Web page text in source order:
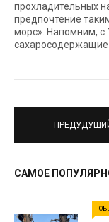
прохладительных
предпочтение
морс». Напомним, с
сахаросодержащие
САМОЕ